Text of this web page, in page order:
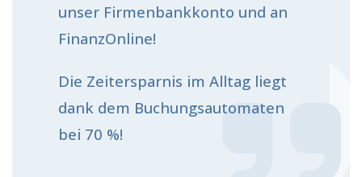
unser Firmenbankkonto und an
FinanzOnline!
Die Zeitersparnis im Alltag liegt
dank dem Buchungsautomaten
bei 70 %!